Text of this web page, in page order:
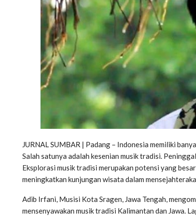
JURNAL SUMBAR | Padang – Indonesia memiliki
Salah satunya adalah kesenian musik tradisi.
Eksplorasi musik tradisi merupakan potensi yang
meningkatkan kunjungan wisata dalam
Adib Irfani, Musisi Kota Sragen, Jawa Tengah,
mensenyawakan musik tradisi Kalimantan dan Jawa.